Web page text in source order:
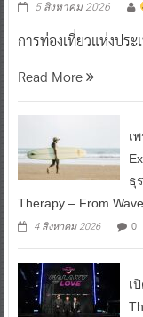
5 สิงหาคม 2026
การท่องเที่ยวแห่งประ
Read More
เ
ธุ
Therapy – From
4 สิงหาคม 2026 0
เ